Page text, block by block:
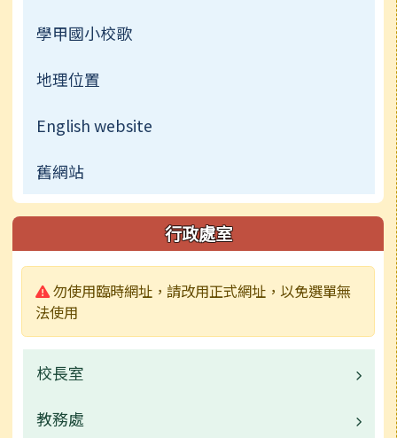
學甲國小校歌
地理位置
English website
舊網站
行政處室
警告:
勿使用臨時網址，請改用正式網址，以免選單無
法使用
校長室
校長的話
教務處